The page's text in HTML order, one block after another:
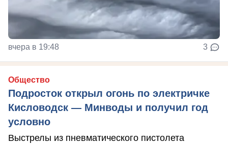
вчера в 19:48 3
Общество
Подросток открыл огонь по электричке
Кисловодск — Минводы и получил год
условно
Выстрелы из пневматического пистолета